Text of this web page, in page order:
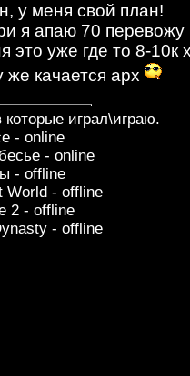
у меня свой план!
я апаю 70
это уже где то 8-10к
же качается арх
которые играл\играю.
- online
- online
- offline
World - offline
2 - offline
- offline